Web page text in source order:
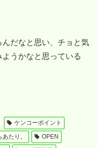
だなと思い、チョと気
うかなと思っている
ケンコーポイント
たり。
OPEN